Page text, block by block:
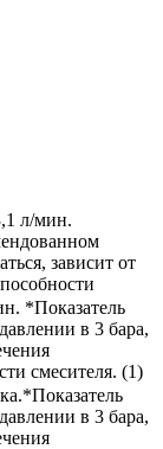
л/мин.
зависит от
*Показатель
в 3 бара,
смесителя. (1)
в 3 бара,